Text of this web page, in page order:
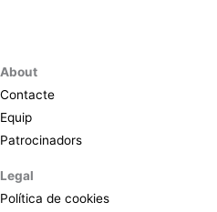
About
Contacte
Equip
Patrocinadors
Legal
Política de cookies